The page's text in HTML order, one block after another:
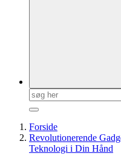
Søg
efter:
Forside
Revolutionerende
Teknologi i Din Hånd